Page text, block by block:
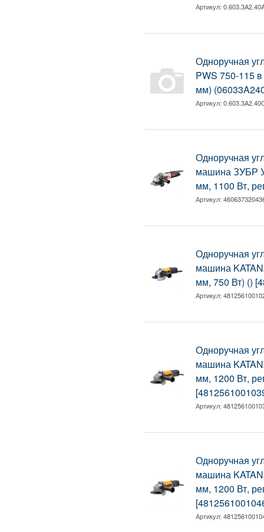
Артикул:
Одноручная
PWS 750-115
мм)
Артикул:
Одноручная
машина ЗУБР
мм, 1100 Вт,
Артикул:
Одноручная
машина
мм, 750 Вт) ()
Артикул:
Одноручная
машина
мм, 1200 Вт,
Артикул:
Одноручная
машина
мм, 1200 Вт,
Артикул: